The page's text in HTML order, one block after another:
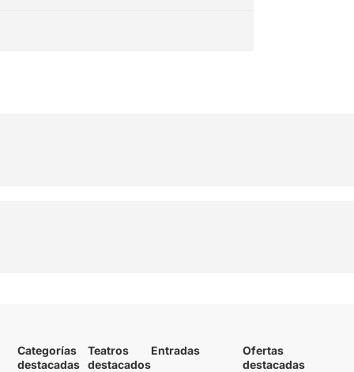
Categorías
destacadas
Teatros
destacados
Entradas
Ofertas
destacadas